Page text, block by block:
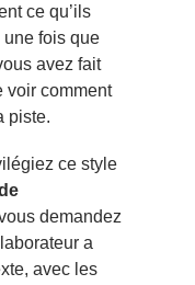
ce qu’ils
une fois que
avez fait
voir comment
piste.
ce style
demandez
a
avec les